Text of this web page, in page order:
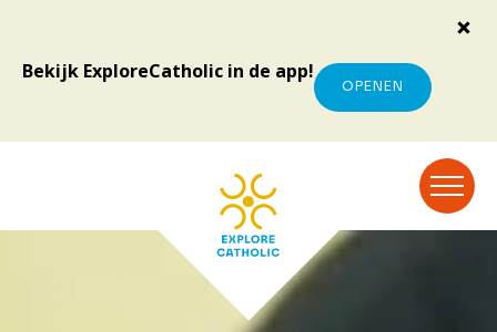
Bekijk ExploreCatholic in de app!
OPENEN